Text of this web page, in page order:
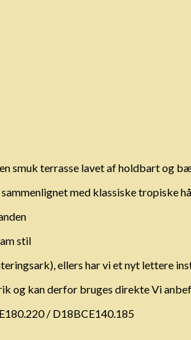
smuk terrasse lavet af holdbart og
med klassiske tropiske
stil
ellers har vi et nyt lettere
og kan derfor bruges direkte Vi
/ D18BCE140.185